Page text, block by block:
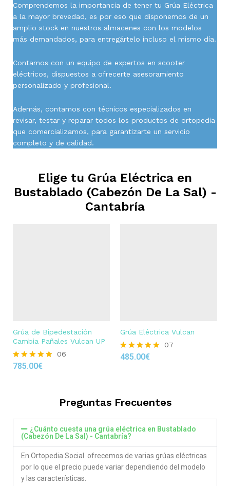
Comprendemos la importancia de tener tu Grúa Eléctrica
a la mayor brevedad, es por eso que disponemos de un
amplio stock en nuestros almacenes con los modelos
más demandados, para entregártelo incluso el mismo día.
Contamos con un equipo de expertos en scooter
eléctricos, dispuestos a ofrecerte asesoramiento
personalizado y profesional.
Además, contamos con técnicos especializados en
revisar, testar y reparar todos los productos de ortopedia
que comercializamos, para garantizarte un servicio
completo y de calidad.
Elige tu Grúa Eléctrica en
Bustablado (Cabezón De La Sal) -
Cantabría
Grúa de Bipedestación
Cambia Pañales Vulcan UP
Rated
06
785.00€
Grúa Eléctrica Vulcan
Rated
07
485.00€
Preguntas Frecuentes
¿Cuánto cuesta una grúa eléctrica en Bustablado
(Cabezón De La Sal) - Cantabría?
En Ortopedia Social ofrecemos de varias grúas eléctricas
por lo que el precio puede variar dependiendo del modelo
y las características.